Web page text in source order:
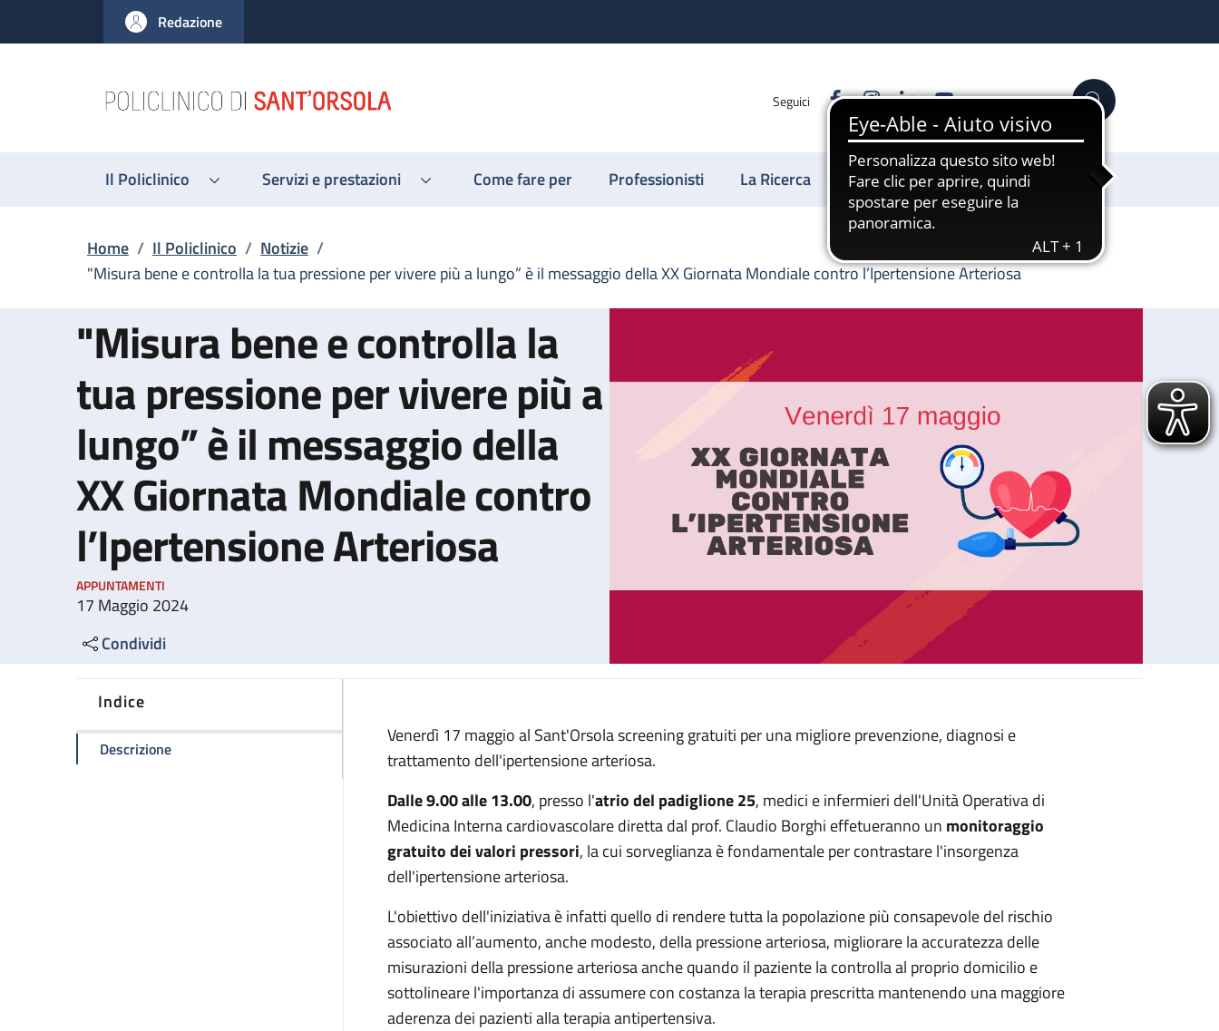
al contenuto principale
to footer content
Redazione
Seguici FacebookInstagram
LinkedinYouTube Cerca
Il Policlinico Servizi e prestazioni Come fare per Professionisti La Ricerca Sostienici
Briciole di pane
Home / Il Policlinico / Notizie /
"Misura bene e controlla la tua pressione per vivere più a lungo” è il messaggio della XX Giornata Mondiale contro l’Ipertensione Arteriosa
"Misura bene e controlla la
tua pressione per vivere più a
lungo” è il messaggio della
XX Giornata Mondiale contro
l’Ipertensione Arteriosa
APPUNTAMENTI
17 Maggio 2024
Condividi
Indice
Descrizionedella pagina "Misura bene e controlla la tua pressione per vivere più a lungo” è il messaggio della XX Giornata Mondiale contro l’Ipertensione Arteriosa
Venerdì 17 maggio al Sant'Orsola screening gratuiti per una migliore prevenzione, diagnosi e
trattamento dell'ipertensione arteriosa.
Dalle 9.00 alle 13.00, presso l'atrio del padiglione 25, medici e infermieri dell'Unità Operativa di
Medicina Interna cardiovascolare diretta dal prof. Claudio Borghi effetueranno un monitoraggio
gratuito dei valori pressori, la cui sorveglianza è fondamentale per contrastare l'insorgenza
dell'ipertensione arteriosa.
L'obiettivo dell'iniziativa è infatti quello di rendere tutta la popolazione più consapevole del rischio
associato all’aumento, anche modesto, della pressione arteriosa, migliorare la accuratezza delle
misurazioni della pressione arteriosa anche quando il paziente la controlla al proprio domicilio e
sottolineare l'importanza di assumere con costanza la terapia prescritta mantenendo una maggiore
aderenza dei pazienti alla terapia antipertensiva.